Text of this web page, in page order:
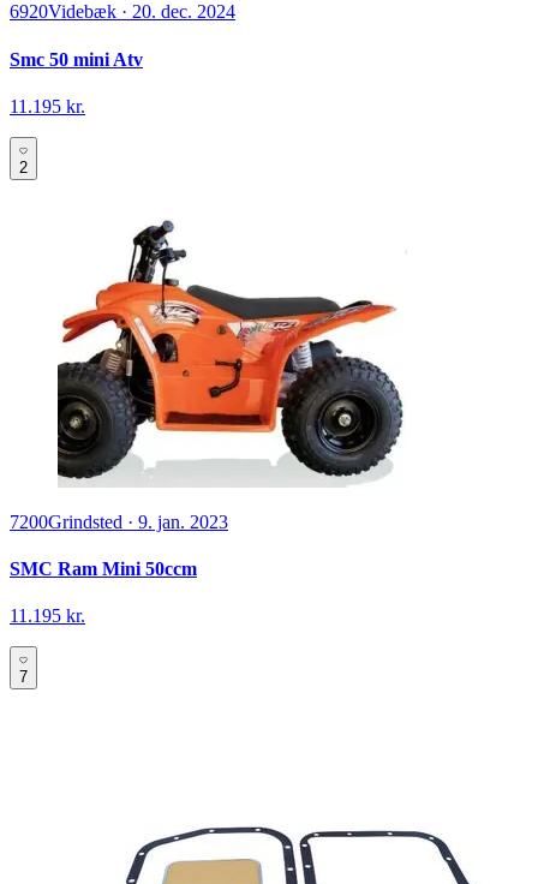
6920Videbæk · 20. dec. 2024
Smc 50 mini Atv
11.195 kr.
2
7200Grindsted · 9. jan. 2023
SMC Ram Mini 50ccm
11.195 kr.
7